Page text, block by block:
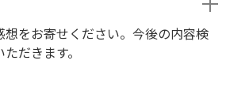
想をお寄せください。今後の内容検
だきます。